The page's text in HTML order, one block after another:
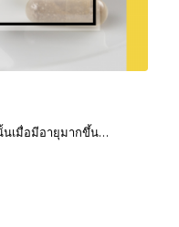
นเมื่อมีอายุมากขึ้น…